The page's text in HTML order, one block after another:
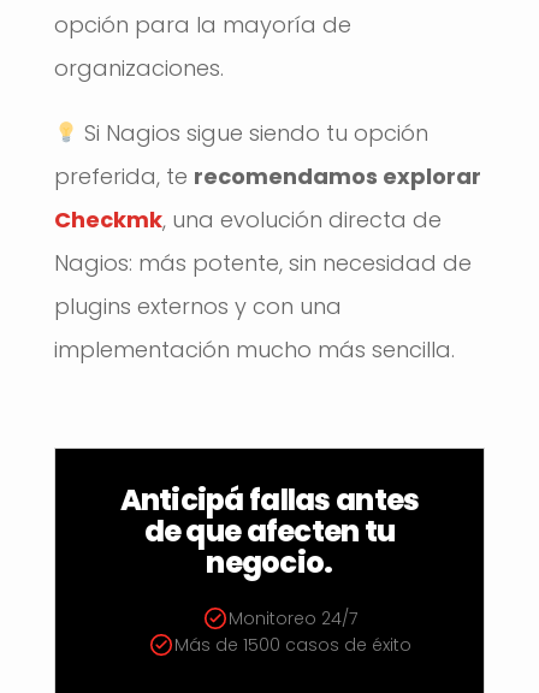
opción para la mayoría de
organizaciones.
Si Nagios sigue siendo tu opción
preferida, te recomendamos explorar
Checkmk, una evolución directa de
Nagios: más potente, sin necesidad de
plugins externos y con una
implementación mucho más sencilla.
Anticipá fallas antes
de que afecten tu
negocio.
Monitoreo 24/7
Más de 1500 casos de éxito